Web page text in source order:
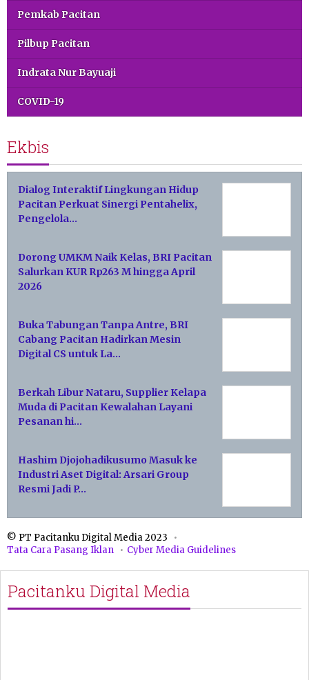
Pemkab Pacitan
Pilbup Pacitan
Indrata Nur Bayuaji
COVID-19
Ekbis
Dialog Interaktif Lingkungan Hidup
Pacitan Perkuat Sinergi Pentahelix,
Pengelola…
Dorong UMKM Naik Kelas, BRI Pacitan
Salurkan KUR Rp263 M hingga April
2026
Buka Tabungan Tanpa Antre, BRI
Cabang Pacitan Hadirkan Mesin
Digital CS untuk La…
Berkah Libur Nataru, Supplier Kelapa
Muda di Pacitan Kewalahan Layani
Pesanan hi…
Hashim Djojohadikusumo Masuk ke
Industri Aset Digital: Arsari Group
Resmi Jadi P…
© PT Pacitanku Digital Media 2023
Tata Cara Pasang Iklan
Cyber Media Guidelines
Pacitanku Digital Media